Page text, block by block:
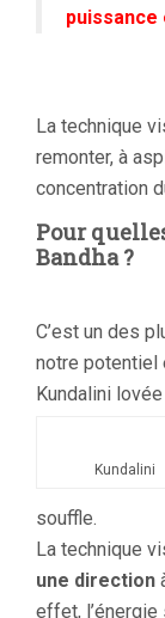
puissance
La technique
remonter, à
concentration
Pour
Bandha ?
C’est un des
notre potentiel
Kundalini
Kundalini
souffle.
La technique
une direction
effet, l’énergie